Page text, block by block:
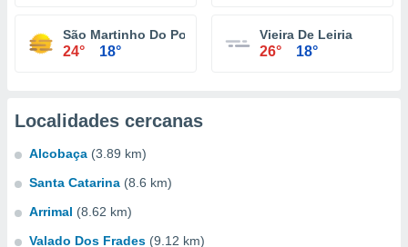
São Martinho Do Porto
24° 18°
Vieira De Leiria
26° 18°
Localidades cercanas
Alcobaça (3.89 km)
Santa Catarina (8.6 km)
Arrimal (8.62 km)
Valado Dos Frades (9.12 km)